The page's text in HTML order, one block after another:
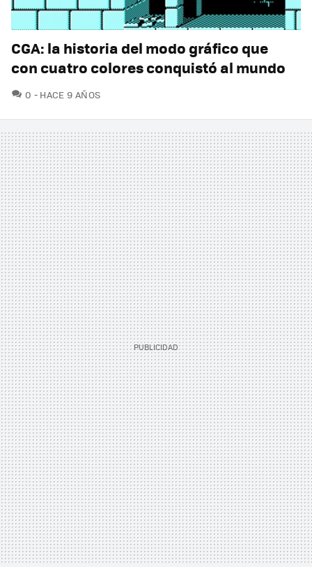
CGA: la historia del modo gráfico que
con cuatro colores conquistó al mundo
0 COMENTARIOS
HACE 9 AÑOS